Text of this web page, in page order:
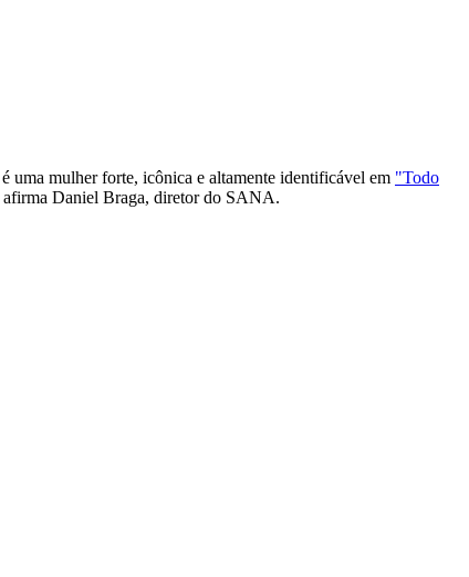
uma mulher forte, icônica e altamente identificável em "Todo
afirma Daniel Braga, diretor do SANA.